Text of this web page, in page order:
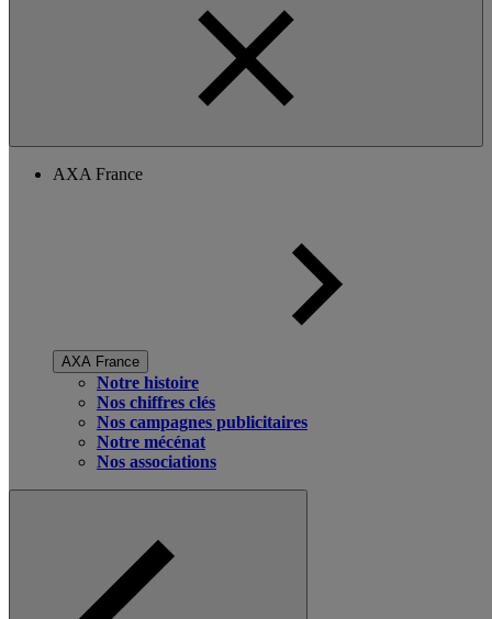
AXA France
AXA France
Notre histoire
Nos chiffres clés
Nos campagnes publicitaires
Notre mécénat
Nos associations